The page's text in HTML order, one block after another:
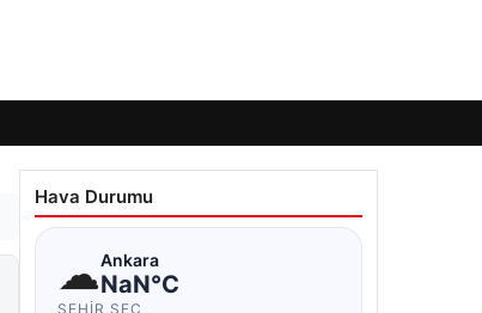
Hava Durumu
☁Ankara
NaN°C
ŞEHIR SEÇ